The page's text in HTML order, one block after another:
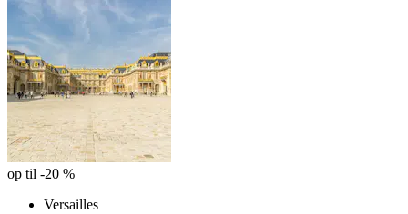
op til -20 %
Versailles